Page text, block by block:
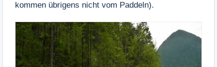
kommen übrigens nicht vom Paddeln).